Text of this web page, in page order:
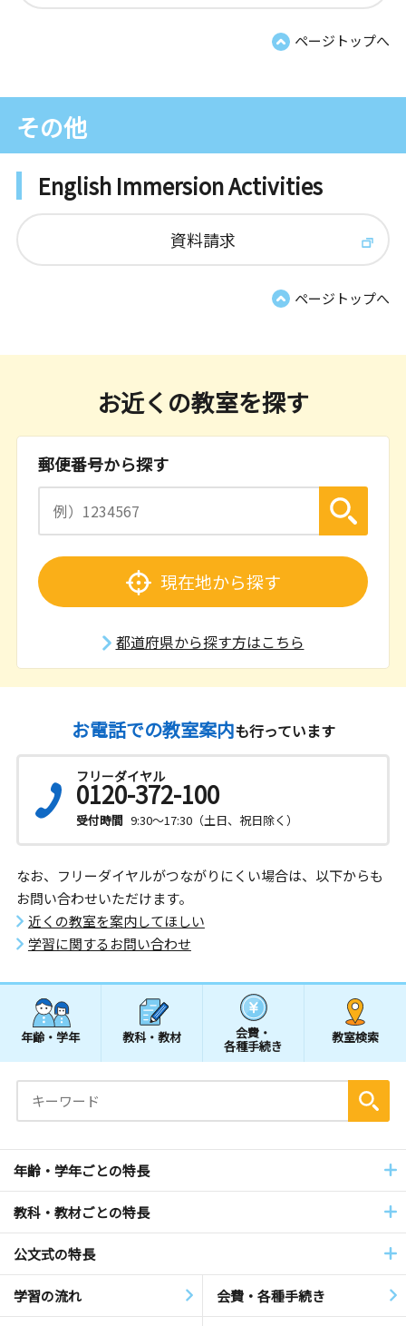
ページトップへ
その他
English Immersion Activities
資料請求
ページトップへ
お近くの教室を探す
郵便番号から探す
現在地から探す
都道府県から探す方はこちら
お電話での教室案内も行っています
フリーダイヤル
0120-372-100
受付時間 9:30～17:30（土日、祝日除く）
なお、フリーダイヤルがつながりにくい場合は、以下からも
お問い合わせいただけます。
近くの教室を案内してほしい
学習に関するお問い合わせ
年齢・学年 教科・教材 会費・
各種手続き
教室検索
年齢・学年ごとの特長
教科・教材ごとの特長
公文式の特長
学習の流れ 会費・各種手続き